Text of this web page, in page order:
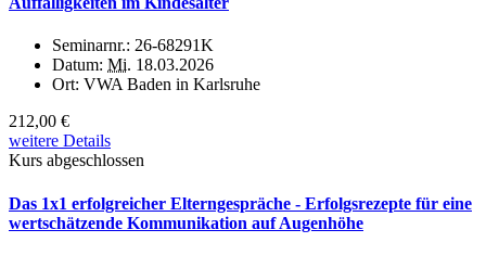
Seminarnr.: 26-68291K
Datum: Mi. 18.03.2026
Ort: VWA Baden in Karlsruhe
212,00 €
weitere Details
Kurs abgeschlossen
Das 1x1 erfolgreicher Elterngespräche - Erfolgsrezepte für eine
wertschätzende Kommunikation auf Augenhöhe